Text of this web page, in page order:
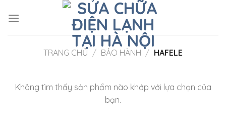
TRANG CHỦ / BẢO HÀNH / HAFELE
Không tìm thấy sản phẩm nào khớp với lựa chọn của
bạn.